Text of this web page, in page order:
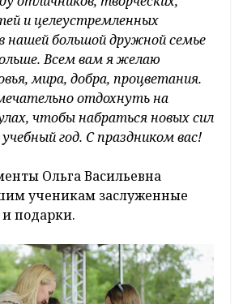
и целеустремленных
нашей большой дружной семье
Всем вам я желаю
мира, добра, процветания.
отдохнуть на
чтобы набраться новых сил
год. С праздником вас!
Ольга Васильевна
ученикам заслуженные
подарки.